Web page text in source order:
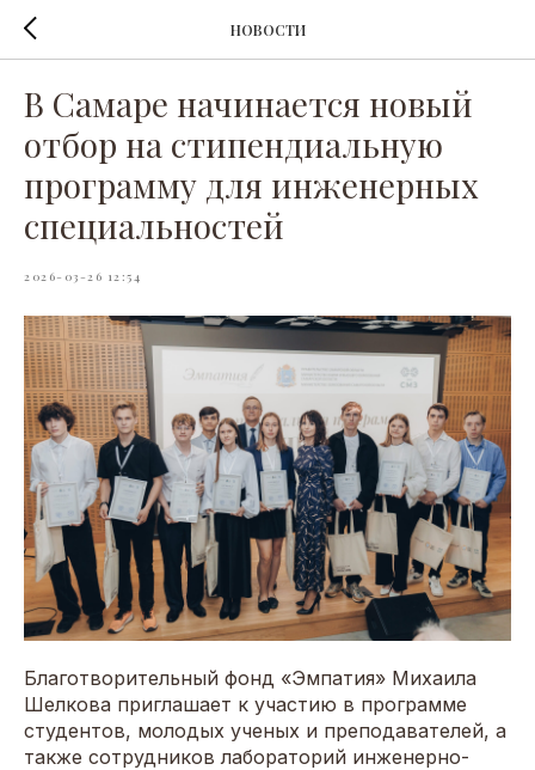
НОВОСТИ
В Самаре начинается новый
отбор на стипендиальную
программу для инженерных
специальностей
2026-03-26 12:54
Благотворительный фонд «Эмпатия» Михаила
Шелкова приглашает к участию в программе
студентов, молодых ученых и преподавателей, а
также сотрудников лабораторий инженерно-